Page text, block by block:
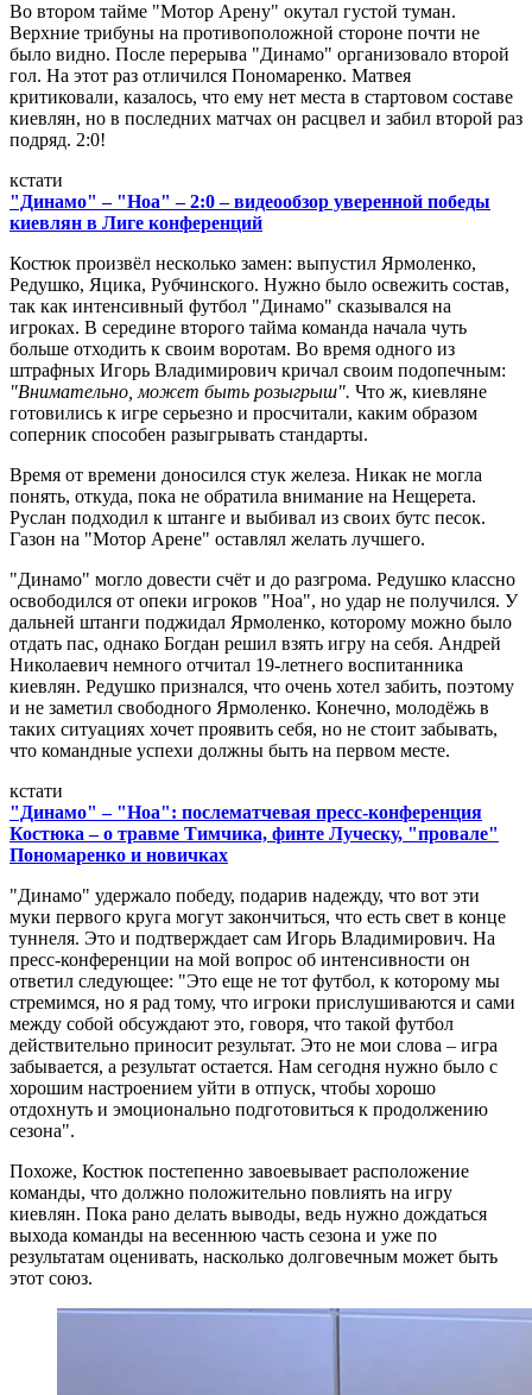
Во втором тайме "Мотор Арену" окутал густой туман.
Верхние трибуны на противоположной стороне почти не
было видно. После перерыва "Динамо" организовало второй
гол. На этот раз отличился Пономаренко. Матвея
критиковали, казалось, что ему нет места в стартовом составе
киевлян, но в последних матчах он расцвел и забил второй раз
подряд. 2:0!
кстати
"Динамо" – "Ноа" – 2:0 – видеообзор уверенной победы
киевлян в Лиге конференций
Костюк произвёл несколько замен: выпустил Ярмоленко,
Редушко, Яцика, Рубчинского. Нужно было освежить состав,
так как интенсивный футбол "Динамо" сказывался на
игроках. В середине второго тайма команда начала чуть
больше отходить к своим воротам. Во время одного из
штрафных Игорь Владимирович кричал своим подопечным:
"Внимательно, может быть розыгрыш". Что ж, киевляне
готовились к игре серьезно и просчитали, каким образом
соперник способен разыгрывать стандарты.
Время от времени доносился стук железа. Никак не могла
понять, откуда, пока не обратила внимание на Нещерета.
Руслан подходил к штанге и выбивал из своих бутс песок.
Газон на "Мотор Арене" оставлял желать лучшего.
"Динамо" могло довести счёт и до разгрома. Редушко классно
освободился от опеки игроков "Ноа", но удар не получился. У
дальней штанги поджидал Ярмоленко, которому можно было
отдать пас, однако Богдан решил взять игру на себя. Андрей
Николаевич немного отчитал 19-летнего воспитанника
киевлян. Редушко признался, что очень хотел забить, поэтому
и не заметил свободного Ярмоленко. Конечно, молодёжь в
таких ситуациях хочет проявить себя, но не стоит забывать,
что командные успехи должны быть на первом месте.
кстати
"Динамо" – "Ноа": послематчевая пресс-конференция
Костюка – о травме Тимчика, финте Луческу, "провале"
Пономаренко и новичках
"Динамо" удержало победу, подарив надежду, что вот эти
муки первого круга могут закончиться, что есть свет в конце
туннеля. Это и подтверждает сам Игорь Владимирович. На
пресс-конференции на мой вопрос об интенсивности он
ответил следующее: "Это еще не тот футбол, к которому мы
стремимся, но я рад тому, что игроки прислушиваются и сами
между собой обсуждают это, говоря, что такой футбол
действительно приносит результат. Это не мои слова – игра
забывается, а результат остается. Нам сегодня нужно было с
хорошим настроением уйти в отпуск, чтобы хорошо
отдохнуть и эмоционально подготовиться к продолжению
сезона".
Похоже, Костюк постепенно завоевывает расположение
команды, что должно положительно повлиять на игру
киевлян. Пока рано делать выводы, ведь нужно дождаться
выхода команды на весеннюю часть сезона и уже по
результатам оценивать, насколько долговечным может быть
этот союз.